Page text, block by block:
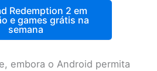
Redemption 2 em
e games grátis na
semana
embora o Android permita